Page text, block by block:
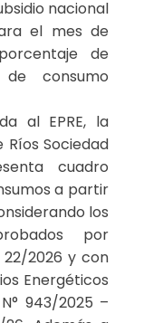
nacional
el mes de
de
consumo
al EPRE, la
Sociedad
cuadro
a partir
los
por
22/2026 y con
Energéticos
943/2025 –